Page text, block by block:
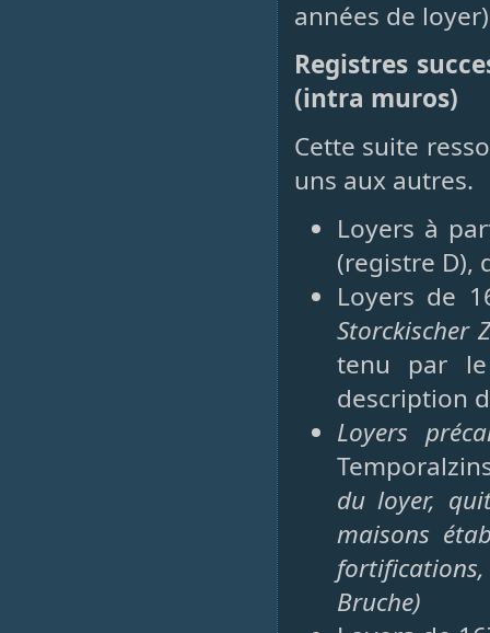
années de
Registres
(intra muros)
Cette suite
uns aux autres.
Loyers à
(registre D),
Loyers de
Storckischer
tenu par le
description
Loyers
du loyer,
maisons
fortifications,
Bruche)